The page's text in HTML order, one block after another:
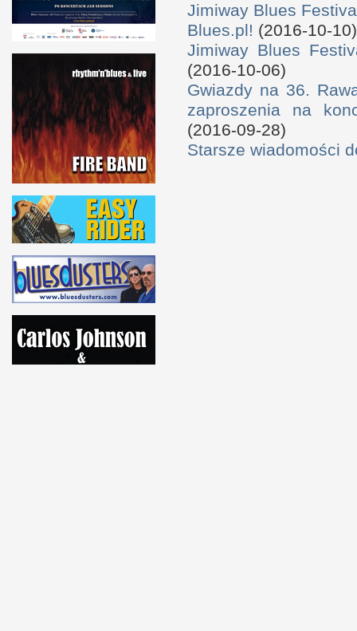
Jimiway Blues
Blues.pl! (2016-10-10)
Jimiway Blues
(2016-10-06)
Gwiazdy na 36.
zaproszenia na
(2016-09-28)
Starsze wiadomości